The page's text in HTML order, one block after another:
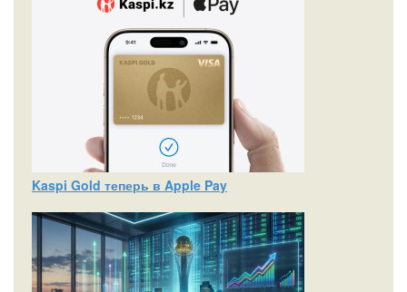
Kaspi Gold теперь в Apple Pay